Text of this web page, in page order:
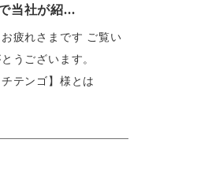
当社が紹...
疲れさまです ご覧い
うございます。
チテンゴ】様とは